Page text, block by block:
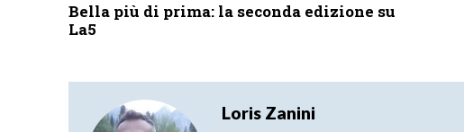
Bella più di prima: la seconda edizione su
La5
Loris Zanini